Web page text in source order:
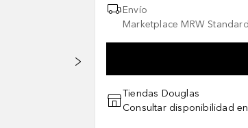
Envío
Marketplace MRW
Tiendas Douglas
Consultar disponibilidad